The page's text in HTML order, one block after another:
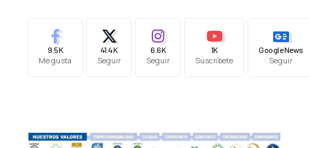
9.5K
Me gusta
41.4K
Seguir
6.6K
Seguir
1K
Suscríbete
Google News
Seguir